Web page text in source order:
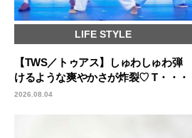
LIFE STYLE
【TWS／トゥアス】しゅわしゅわ弾
けるような爽やかさが炸裂♡ T・・・
2026.08.04